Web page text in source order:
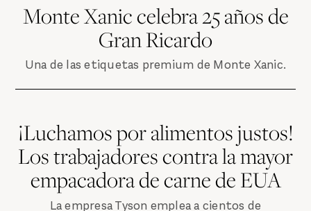
Monte Xanic celebra 25 años de
Gran Ricardo
Una de las etiquetas premium de Monte Xanic.
¡Luchamos por alimentos justos!
Los trabajadores contra la mayor
empacadora de carne de EUA
La empresa Tyson emplea a cientos de